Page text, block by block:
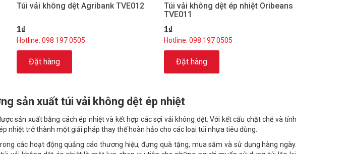
Túi vải không dệt Agribank TVE012
1₫
Hotline: 098 197 0505
Đặt hàng
Túi vải không dệt ép nhiệt Oribeans
TVE011
1₫
Hotline: 098 197 0505
Đặt hàng
sản xuất túi vải không dệt ép nhiệt
sản xuất bằng cách ép nhiệt và kết hợp các sợi vải không dệt. Với kết cấu chặt chẽ và tính
nhiệt trở thành một giải pháp thay thế hoàn hảo cho các loại túi nhựa tiêu dùng.
các hoạt động quảng cáo thương hiệu, đựng quà tặng, mua sắm và sử dụng hàng ngày.